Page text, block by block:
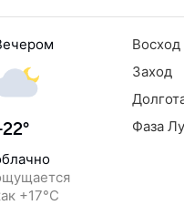
+17°C
Восход
Заход
Фаза